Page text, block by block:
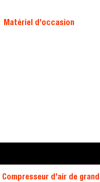
Matériel d’occasion
Compresseur d’air de